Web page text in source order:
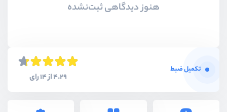
هنوز دیدگاهی ثبت‌نشده
تکمیل ضبط
4.29 از 14 رای